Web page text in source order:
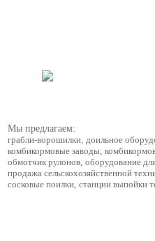
Мы предлагаем:
грабли-ворошилки, доильное
комбикормовые заводы,
обмотчик рулонов, оборудование
продажа сельскохозяйственной
сосковые поилки, станции выпойки